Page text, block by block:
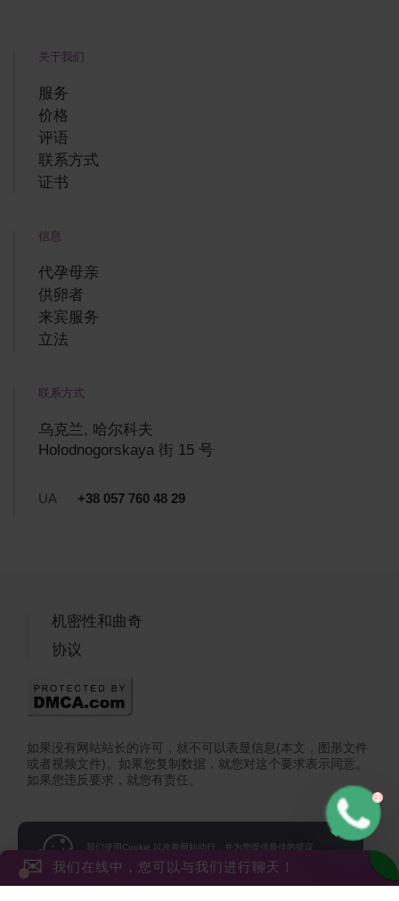
关于我们
服务
价格
评语
联系方式
证书
信息
代孕母亲
供卵者
来宾服务
立法
联系方式
乌克兰, 哈尔科夫
Holodnogorskaya 街 15 号
UA +38 057 760 48 29
如果没有网站站长的许可，就不可以表显信息(本文，图形文件
或者视频文件)。如果您复制数据，就您对这个要求表示同意。
如果您违反要求，就您有责任。
机密性和曲奇
协议
我们使用Cookie,以改善网站动行，并为您提供最佳的提议
到您的设备上 .
✉ 我们在线中，您可以与我们进行聊天！